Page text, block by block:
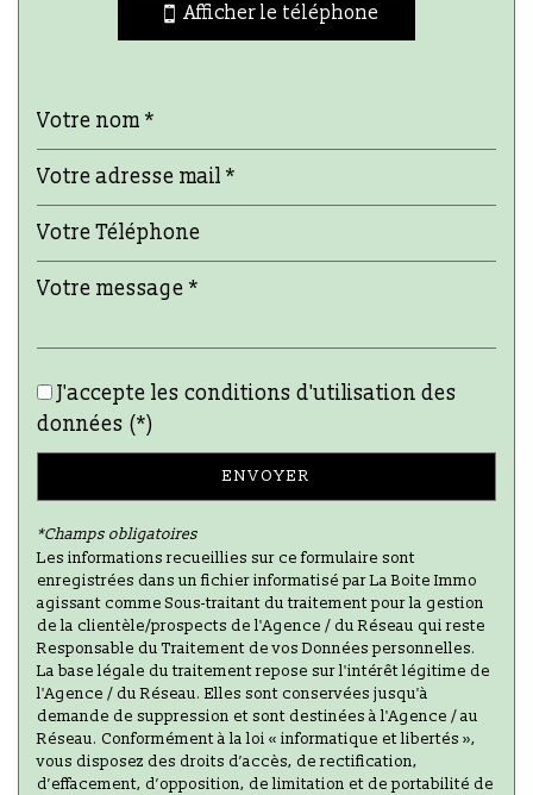
Nombre d'habitants
Taxe foncière
Habitants de moins de 25 ans
Habitants de 25 à 55 ans
40,52 %
Habitants de plus de 55 ans
Nombre d'enfants par famille
Maisons
76,48 %
Appartements
Familles avec 3 enfants
Afficher le téléphone
J'accepte les conditions d'utilisation des
données (*)
ENVOYER
*Champs obligatoires
Les informations recueillies sur ce formulaire sont
enregistrées dans un fichier informatisé par La Boite Immo
agissant comme Sous-traitant du traitement pour la gestion
de la clientèle/prospects de l'Agence / du Réseau qui reste
Responsable du Traitement de vos Données personnelles.
La base légale du traitement repose sur l'intérêt légitime de
l'Agence / du Réseau. Elles sont conservées jusqu'à
demande de suppression et sont destinées à l'Agence / au
Réseau. Conformément à la loi « informatique et libertés »,
vous disposez des droits d’accès, de rectification,
d’effacement, d’opposition, de limitation et de portabilité de